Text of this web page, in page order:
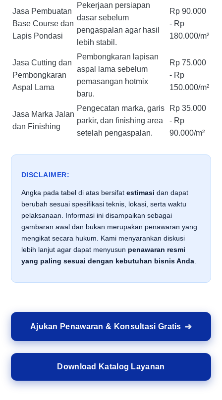
Jasa Pembuatan
Base Course dan
Lapis Pondasi
Pekerjaan persiapan
dasar sebelum
pengaspalan agar hasil
lebih stabil.
Rp 90.000
- Rp
180.000/m²
Jasa Cutting dan
Pembongkaran
Aspal Lama
Pembongkaran lapisan
aspal lama sebelum
pemasangan hotmix
baru.
Rp 75.000
- Rp
150.000/m²
Jasa Marka Jalan
dan Finishing
Pengecatan marka, garis
parkir, dan finishing area
setelah pengaspalan.
Rp 35.000
- Rp
90.000/m²
DISCLAIMER:
Angka pada tabel di atas bersifat estimasi dan dapat
berubah sesuai spesifikasi teknis, lokasi, serta waktu
pelaksanaan. Informasi ini disampaikan sebagai
gambaran awal dan bukan merupakan penawaran yang
mengikat secara hukum. Kami menyarankan diskusi
lebih lanjut agar dapat menyusun penawaran resmi
yang paling sesuai dengan kebutuhan bisnis Anda.
Ajukan Penawaran & Konsultasi Gratis
Download Katalog Layanan